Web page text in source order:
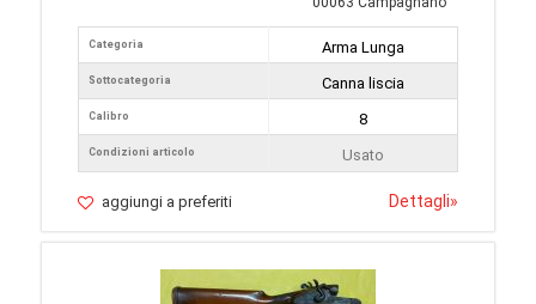
Categoria
Sottocategoria
Calibro
Condizioni articolo
Arma Lunga
Canna liscia
8
Usato
aggiungi a preferiti Dettagli»